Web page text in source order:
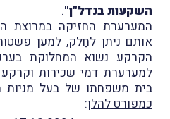
השקעות בנדל"ן".
המערערת החזיקה במרוצת
אותם ניתן לחַלק, למען
למערערת דמי שכירות וקרקע
בית משפחתו של בעל
כמפורט להלן: